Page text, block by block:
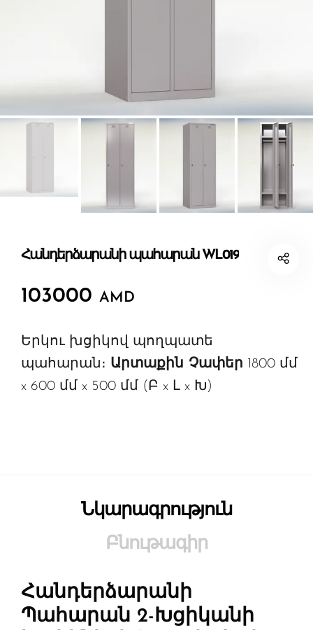
Հանդերձարանի պահարան WL019
103000 AMD
Երկու խցիկով պողպատե
պահարան։ Արտաքին Չափեր 1800 մմ
x 600 մմ x 500 մմ (Բ x Լ x Խ)
Նկարագրություն
Բնութագիր
Հանդերձարանի
Պահարան 2-Խցիկանի